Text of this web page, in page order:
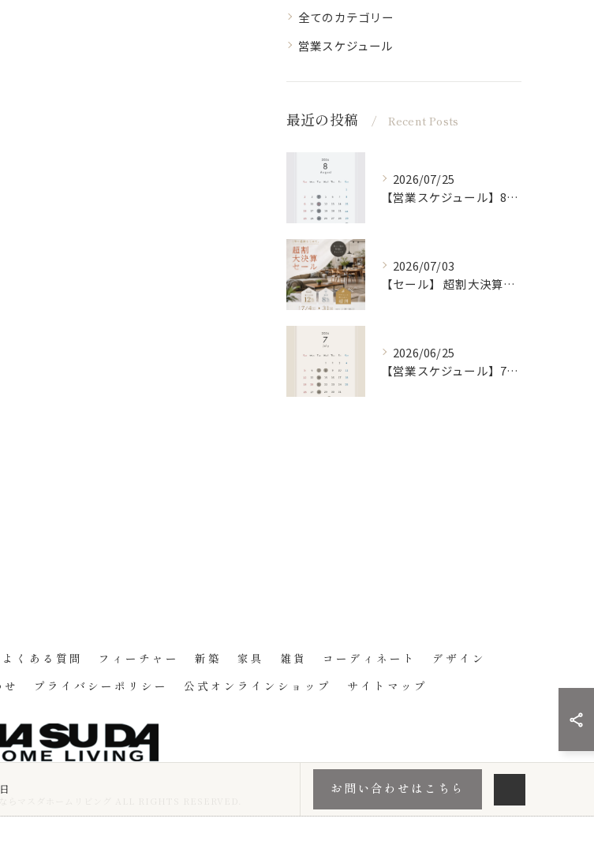
全てのカテゴリー
営業スケジュール
最近の投稿 Recent Posts
2026/07/25
【営業スケジュール】8月カレンダー
2026/07/03
【セール】 超割大決算セール [7/4 〜 7/31]
2026/06/25
【営業スケジュール】7月カレンダー
お問い合わせはこちら
よくある質問 フィーチャー 新築 家具 雑貨 コーディネート
デザイン
プライバシーポリシー 公式オンラインショップ サイトマップ